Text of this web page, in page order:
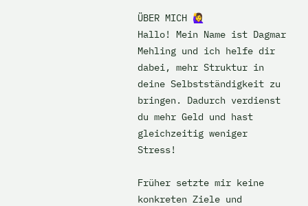
ÜBER MICH 🙋‍♀️
Hallo! Mein Name ist Dagmar
Mehling und ich helfe dir
dabei, mehr Struktur in
deine Selbstständigkeit zu
bringen. Dadurch verdienst
du mehr Geld und hast
gleichzeitig weniger
Stress!
Früher setzte mir keine
konkreten Ziele und